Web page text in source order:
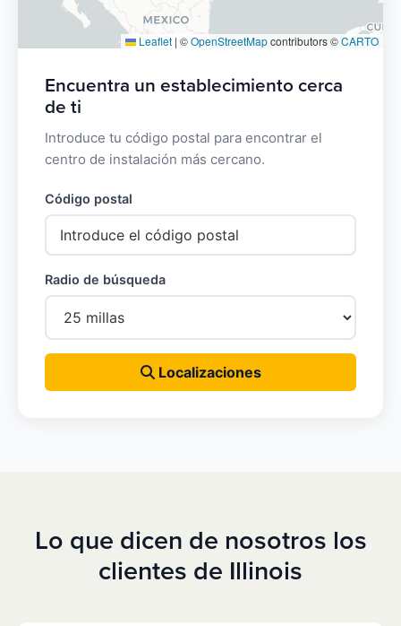
Leaflet | ©OpenStreetMapcontributors ©CARTO
Encuentra un establecimiento cerca
de ti
Introduce tu código postal para encontrar el
centro de instalación más cercano.
Código postal
Radio de búsqueda
Localizaciones
Lo que dicen de nosotros los
clientes de Illinois